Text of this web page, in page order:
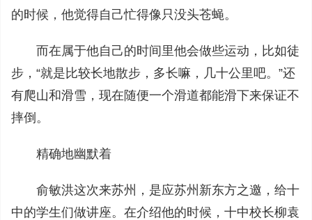
的时候，他觉得自己忙得像只没头苍蝇。
而在属于他自己的时间里他会做些运动，比如徒
步，“就是比较长地散步，多长嘛，几十公里吧。”还
有爬山和滑雪，现在随便一个滑道都能滑下来保证不
摔倒。
精确地幽默着
俞敏洪这次来苏州，是应苏州新东方之邀，给十
中的学生们做讲座。在介绍他的时候，十中校长柳袁